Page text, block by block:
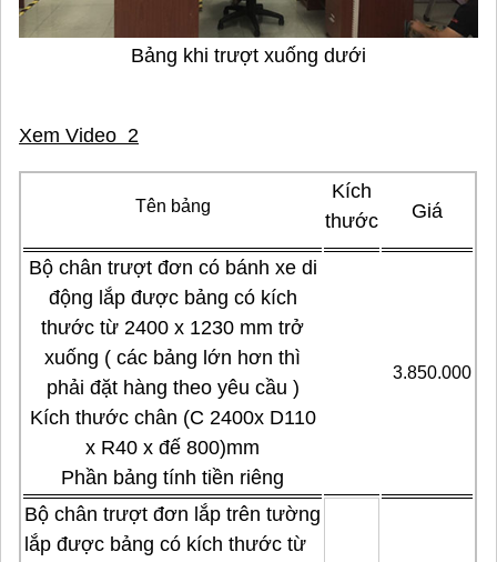
Bảng khi trượt xuống dưới
Xem Video 2
Tên bảng
Kích
thước
Giá
Bộ chân trượt đơn có bánh xe di
động lắp được bảng có kích
thước từ 2400 x 1230 mm trở
xuống ( các bảng lớn hơn thì
phải đặt hàng theo yêu cầu )
Kích thước chân (C 2400x D110
x R40 x đế 800)mm
Phần bảng tính tiền riêng
3.850.000
Bộ chân trượt đơn lắp trên tường
lắp được bảng có kích thước từ